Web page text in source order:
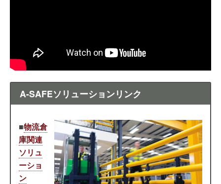
A-SAFEソリューションリンク
■物流倉
庫関連
ソリュ
ーショ
ン